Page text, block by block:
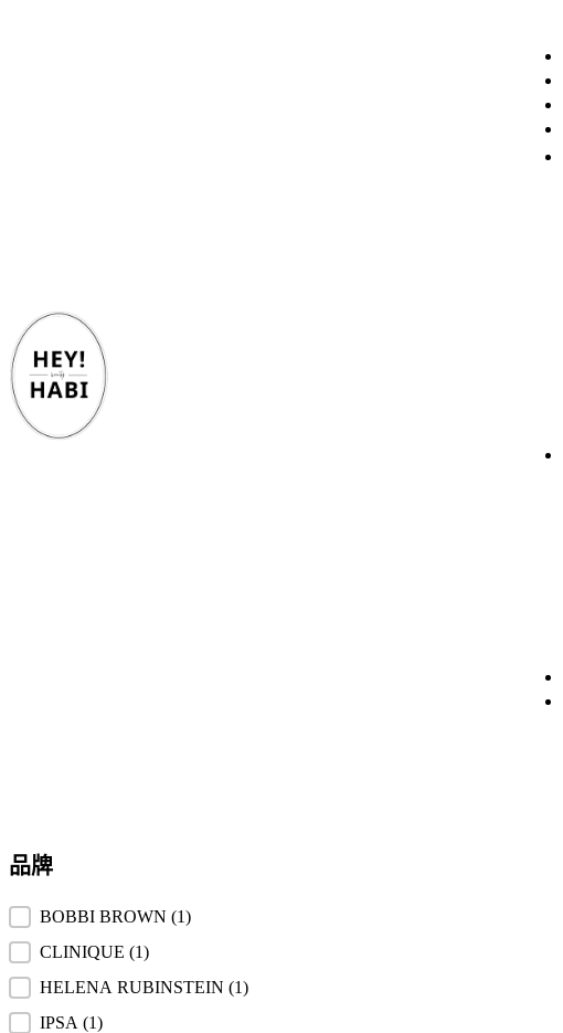
品牌
品牌BOBBI BROWN (1)
CLINIQUE (1)
HELENA RUBINSTEIN (1)
IPSA (1)